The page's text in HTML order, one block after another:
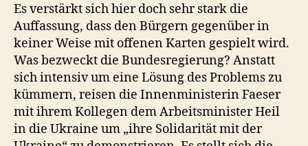
Es verstärkt sich hier doch sehr stark die
Auffassung, dass den Bürgern gegenüber in
keiner Weise mit offenen Karten gespielt wird.
Was bezweckt die Bundesregierung? Anstatt
sich intensiv um eine Lösung des Problems zu
kümmern, reisen die Innenministerin Faeser
mit ihrem Kollegen dem Arbeitsminister Heil
in die Ukraine um „ihre Solidarität mit der